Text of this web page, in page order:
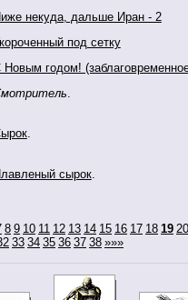
некуда, дальше Иран - 2
под сетку
Новым годом!
.
сырок.
8 9 10 11 12 13 14 15 16 17 18 19 20
33 34 35 36 37 38 »»»